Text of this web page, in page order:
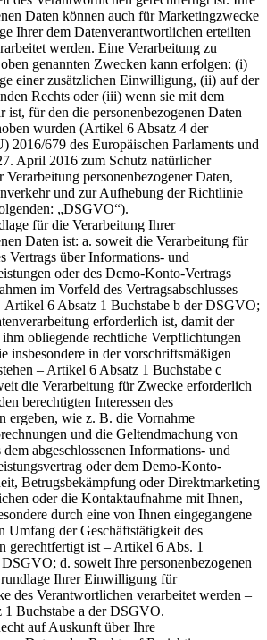
Daten können auch für Marketingzwecke
Ihrer dem Datenverantwortlichen erteilten
werden. Eine Verarbeitung zu
genannten Zwecken kann erfolgen: (i)
einer zusätzlichen Einwilligung, (ii) auf der
Rechts oder (iii) wenn sie mit dem
ist, für den die personenbezogenen Daten
wurden (Artikel 6 Absatz 4 der
2016/679 des Europäischen Parlaments und
April 2016 zum Schutz natürlicher
Verarbeitung personenbezogener Daten,
und zur Aufhebung der Richtlinie
„DSGVO“).
für die Verarbeitung Ihrer
Daten ist: a. soweit die Verarbeitung für
Vertrags über Informations- und
oder des Demo-Konto-Vertrags
im Vorfeld des Vertragsabschlusses
Artikel 6 Absatz 1 Buchstabe b der DSGVO;
erforderlich ist, damit der
obliegende rechtliche Verpflichtungen
insbesondere in der vorschriftsmäßigen
– Artikel 6 Absatz 1 Buchstabe c
die Verarbeitung für Zwecke erforderlich
berechtigten Interessen des
ergeben, wie z. B. die Vornahme
und die Geltendmachung von
abgeschlossenen Informations- und
oder dem Demo-Konto-
Betrugsbekämpfung oder Direktmarketing
oder die Kontaktaufnahme mit Ihnen,
durch eine von Ihnen eingegangene
Umfang der Geschäftstätigkeit des
gerechtfertigt ist – Artikel 6 Abs. 1
d. soweit Ihre personenbezogenen
Ihrer Einwilligung für
des Verantwortlichen verarbeitet werden –
Buchstabe a der DSGVO.
auf Auskunft über Ihre